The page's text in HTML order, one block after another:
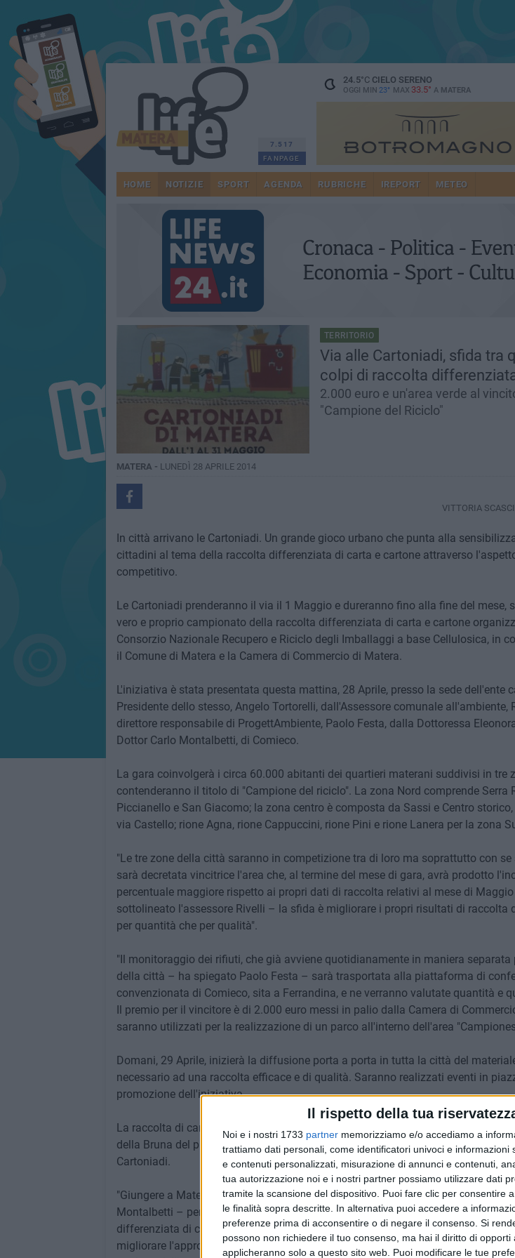
Il rispetto della tua
Noi e i nostri 1733 partner memorizziamo e/o accediamo a
trattiamo dati personali, come identificatori univoci e
e contenuti personalizzati, misurazione di annunci e contenuti,
tua autorizzazione noi e i nostri partner possiamo utilizzare dati
tramite la scansione del dispositivo. Puoi fare clic per consentire
le finalità sopra descritte. In alternativa puoi accedere a
preferenze prima di acconsentire o di negare il consenso. Si
possono non richiedere il tuo consenso, ma hai il diritto di
applicheranno solo a questo sito web. Puoi modificare le tue
7.517
FANPAGE
24.5°CCIELO SERENO
OGGI MIN 23° MAX 33.5° A MATERA
HOME NOTIZIE SPORT AGENDA RUBRICHE IREPORT METEO
TERRITORIO
Via alle Cartoniadi, sfida tra
colpi di raccolta
2.000 euro e un'area verde al
"Campione del Riciclo"
MATERA - LUNEDÌ 28 APRILE 2014
VITTORIA
In città arrivano le Cartoniadi. Un grande gioco urbano che punta alla
cittadini al tema della raccolta differenziata di carta e cartone attraverso
competitivo.
Le Cartoniadi prenderanno il via il 1 Maggio e dureranno fino alla fine del mese,
vero e proprio campionato della raccolta differenziata di carta e cartone
Consorzio Nazionale Recupero e Riciclo degli Imballaggi a base Cellulosica, in
il Comune di Matera e la Camera di Commercio di Matera.
L'iniziativa è stata presentata questa mattina, 28 Aprile, presso la sede dell'ente
Presidente dello stesso, Angelo Tortorelli, dall'Assessore comunale all'ambiente,
direttore responsabile di ProgettAmbiente, Paolo Festa, dalla Dottoressa
Dottor Carlo Montalbetti, di Comieco.
La gara coinvolgerà i circa 60.000 abitanti dei quartieri materani suddivisi in tre
contenderanno il titolo di "Campione del riciclo". La zona Nord comprende Serra
Piccianello e San Giacomo; la zona centro è composta da Sassi e Centro storico,
via Castello; rione Agna, rione Cappuccini, rione Pini e rione Lanera per la zona
"Le tre zone della città saranno in competizione tra di loro ma soprattutto con se
sarà decretata vincitrice l'area che, al termine del mese di gara, avrà prodotto
percentuale maggiore rispetto ai propri dati di raccolta relativi al mese di
sottolineato l'assessore Rivelli – la sfida è migliorare i propri risultati di raccolta
per quantità che per qualità".
"Il monitoraggio dei rifiuti, che già avviene quotidianamente in maniera separata
della città – ha spiegato Paolo Festa – sarà trasportata alla piattaforma di
convenzionata di Comieco, sita a Ferrandina, e ne verranno valutate quantità e
Il premio per il vincitore è di 2.000 euro messi in palio dalla Camera di
saranno utilizzati per la realizzazione di un parco all'interno dell'area
Domani, 29 Aprile, inizierà la diffusione porta a porta in tutta la città del
necessario ad una raccolta efficace e di qualità. Saranno realizzati eventi in
promozione dell'iniziativa.
La raccolta di carta e cartone, inoltre, contribuirà alla creazione del Carro
della Bruna del prossimo 2 Luglio, ulteriore stimolo per i materani a partecipare
Cartoniadi.
"Giungere a Matera e in Basilicata con le Cartoniadi ci fa molto piacere – ha
Montalbetti – perché abbiamo l'opportunità di informare e sensibilizzare alla
differenziata di carta e cartone una comunità orgogliosa del proprio territorio e
migliorare l'approccio di sostenibilità ambientale. Nel 2012 Matera ha raggiunto